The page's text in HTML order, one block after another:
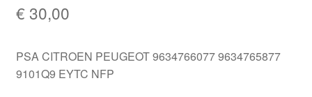
€ 30,00
PSA CITROEN PEUGEOT 9634766077 9634765877
9101Q9 EYTC NFP